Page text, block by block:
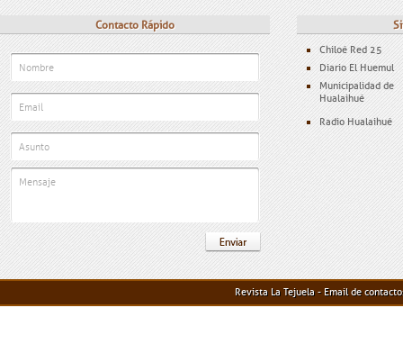
Contacto Rápido
Chiloé Red 25
Diario El Huemul
Municipalidad de
Hualaihué
Radio Hualaihué
Revista La Tejuela - Email de